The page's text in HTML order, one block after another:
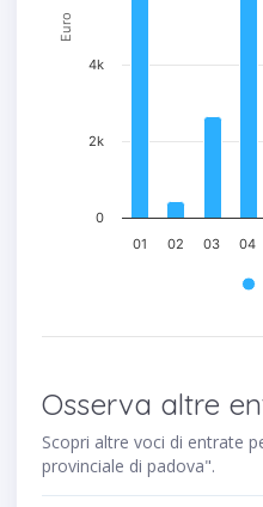
Euro
01 02 03 04
0
2k
4k
Osserva altre
Scopri altre voci di entrate
provinciale di padova".